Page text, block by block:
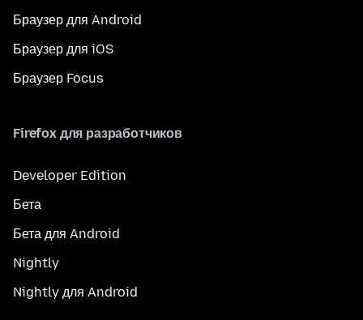
Браузер для Android
Браузер для iOS
Браузер Focus
Firefox для разработчиков
Developer Edition
Бета
Бета для Android
Nightly
Nightly для Android